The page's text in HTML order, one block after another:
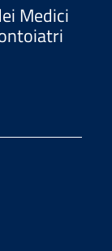
Medici